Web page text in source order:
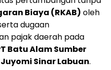
Biaya (RKAB) oleh
dugaan
pajak daerah pada
Batu Alam Sumber
Juyomi Sinar Labuan.